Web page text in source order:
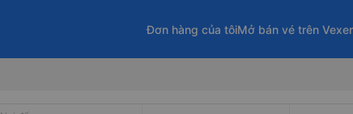
Đơn hàng của tôiMở bán vé trên